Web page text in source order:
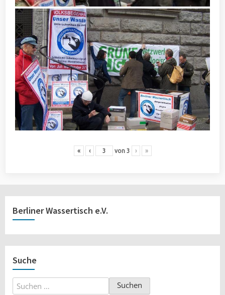
« ‹ von 3 › »
Berliner Wassertisch e.V.
Suche
Suchen